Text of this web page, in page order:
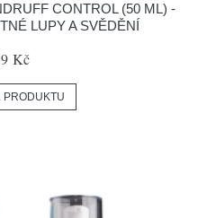
CONTROL (50 ML) -
LUPY A SVĚDĚNÍ
Kč
PRODUKTU